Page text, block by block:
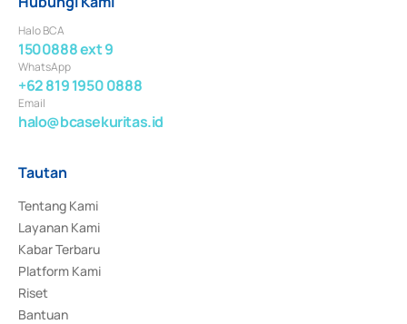
Halo BCA
1500888 ext 9
WhatsApp
+62 819 1950 0888
Email
halo@bcasekuritas.id
Tautan
Tentang Kami
Layanan Kami
Kabar Terbaru
Platform Kami
Riset
Bantuan